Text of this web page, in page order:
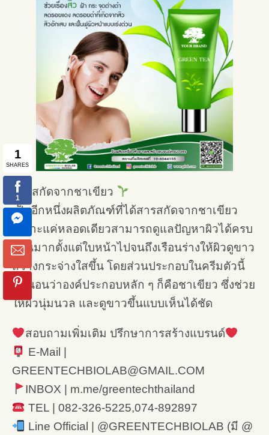
สารสกัดจากชาเขียว
เป็นอีกหนึ่งผลิตภัณฑ์ที่ได้สารสกัดจากชาเขียว
เพราะแค่หลอดเดียวสามารถดูแลปัญหาผิวได้ครบ
ครันมากตั้งแต่ใบหน้าไปจนถึงเรือนร่างให้ผิวดูขาว
สว่างกระจ่างใสขึ้น โดยส่วนประกอบในครีมตัวนี้
แน่นอนว่าองค์ประกอบหลัก ๆ ก็คือชาเขียว ซึ่งช่วย
ให้ผิวนุ่มนวล และดูขาวขึ้นแบบเห็นได้ชัด
สอบถามเพิ่มเติม ปรึกษาการสร้างแบรนด์
E-Mail |
GREENTECHBIOLAB@GMAIL.COM
INBOX | m.me/greentechthailand
TEL | 082-326-5225,074-892897
Line Official | @GREENTECHBIOLAB (มี @